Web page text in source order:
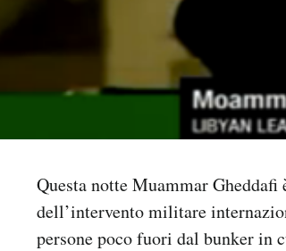
Questa notte Muammar
dell’intervento militare
persone poco fuori dal bunker